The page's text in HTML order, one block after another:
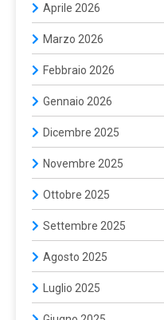
Aprile 2026
Marzo 2026
Febbraio 2026
Gennaio 2026
Dicembre 2025
Novembre 2025
Ottobre 2025
Settembre 2025
Agosto 2025
Luglio 2025